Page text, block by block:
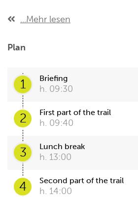
...Mehr lesen
Plan
1 Briefing
h. 09:30
2 First part of the trail
h. 09:40
3 Lunch break
h. 13:00
4 Second part of the trail
h. 14:00